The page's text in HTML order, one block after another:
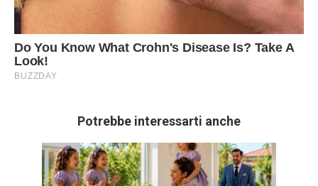
Potrebbe interessarti anche